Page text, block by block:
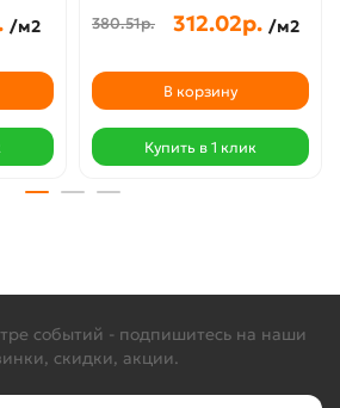
/м2 380.51р. 312.02р. /м2
В корзину
Купить в 1 клик
событий - подпишитесь на наши
скидки, акции.